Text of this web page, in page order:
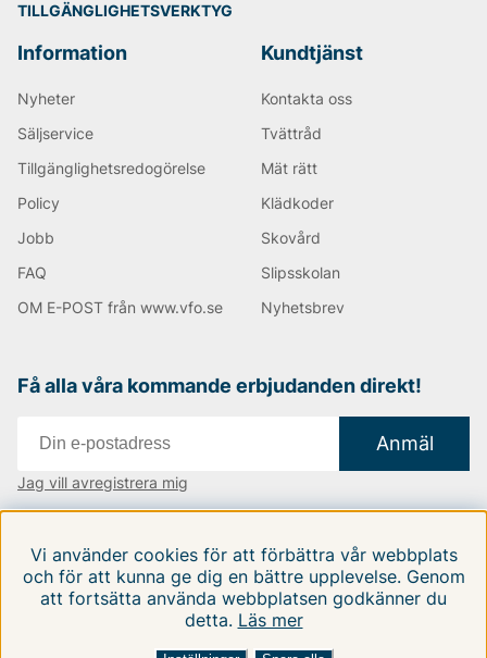
TILLGÄNGLIGHETSVERKTYG
Information
Nyheter
Säljservice
Tillgänglighetsredogörelse
Policy
Jobb
FAQ
OM E-POST från www.vfo.se
Kundtjänst
Kontakta oss
Tvättråd
Mät rätt
Klädkoder
Skovård
Slipsskolan
Nyhetsbrev
Få alla våra kommande erbjudanden direkt!
Anmäl
Jag vill avregistrera mig
Följ oss på våra sociala medier
Vi använder cookies för att förbättra vår webbplats
och för att kunna ge dig en bättre upplevelse. Genom
att fortsätta använda webbplatsen godkänner du
detta. Läs mer